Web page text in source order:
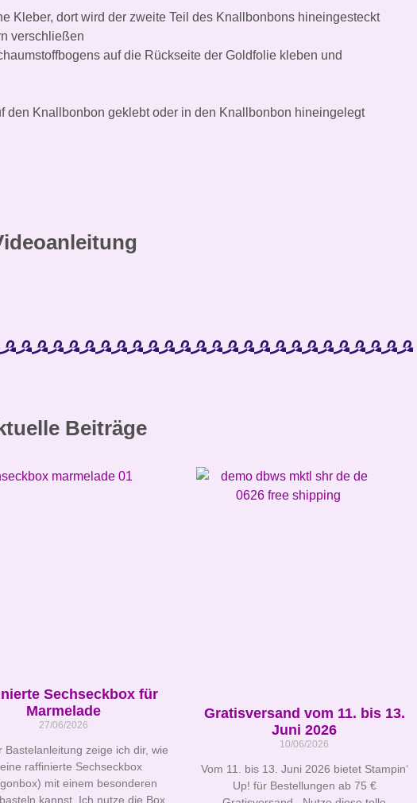
Kleber, dort wird der zweite Teil des Knallbonbons hineingesteckt
verschließen
auf die Rückseite der Goldfolie kleben und
den Knallbonbon geklebt oder in den Knallbonbon hineingelegt
Beiträge
Sechseckbox für
Marmelade
27/06/2026
Bastelanleitung zeige ich dir, wie
raffinierte Sechseckbox
mit einem besonderen
kannst. Ich nutze die Box
Gratisversand vom 11. bis 13.
Juni 2026
10/06/2026
Vom 11. bis 13. Juni 2026 bietet Stampin‘
Up! für Bestellungen ab 75 €